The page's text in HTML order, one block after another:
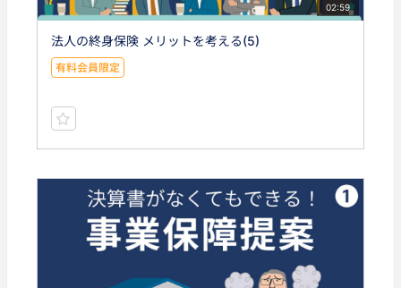
02:59
法人の終身保険 メリットを考える(5)
有料会員限定